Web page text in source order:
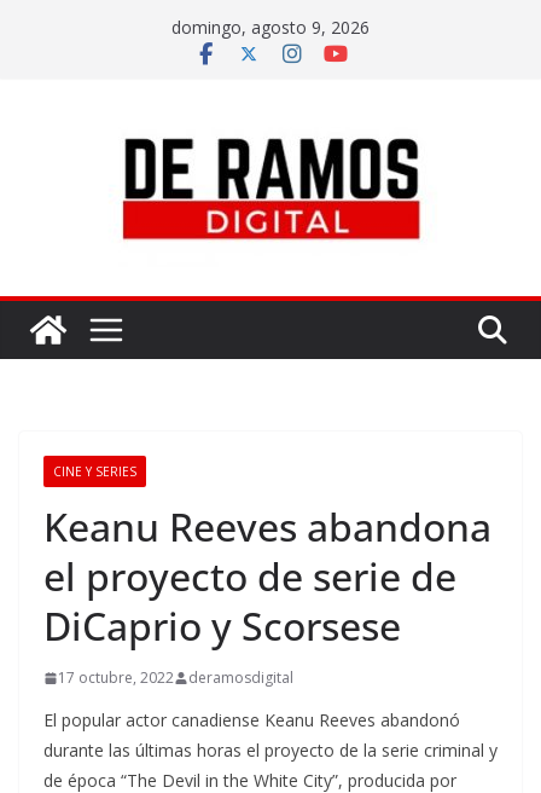
domingo, agosto 9, 2026
CINE Y SERIES
Keanu Reeves abandona
el proyecto de serie de
DiCaprio y Scorsese
17 octubre, 2022 deramosdigital
El popular actor canadiense Keanu Reeves abandonó
durante las últimas horas el proyecto de la serie criminal y
de época “The Devil in the White City”, producida por